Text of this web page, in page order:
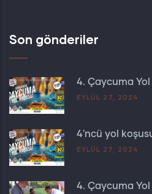
Son gönderiler
4. Çaycuma Yol
EYLÜL 27, 2024
4'ncü yol koşusu
EYLÜL 27, 2024
4. Çaycuma Yol